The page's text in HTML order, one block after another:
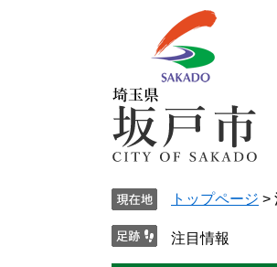
トップページ >
注目情報